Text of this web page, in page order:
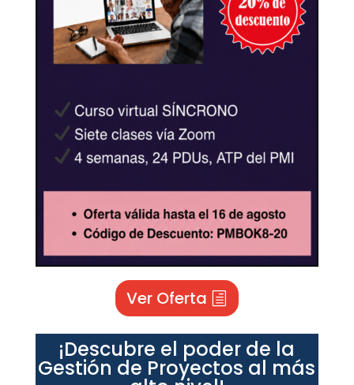
Ver Oferta
¡Descubre el poder de la
Gestión de Proyectos al más